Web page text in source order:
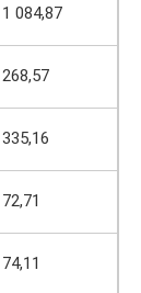
1 084,87
268,57
335,16
72,71
74,11